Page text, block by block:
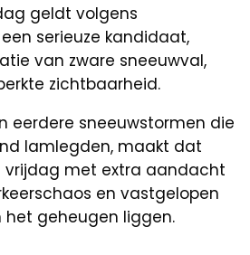
geldt volgens
serieuze kandidaat,
van zware sneeuwval,
zichtbaarheid.
eerdere sneeuwstormen die
lamlegden, maakt dat
vrijdag met extra aandacht
en vastgelopen
het geheugen liggen.